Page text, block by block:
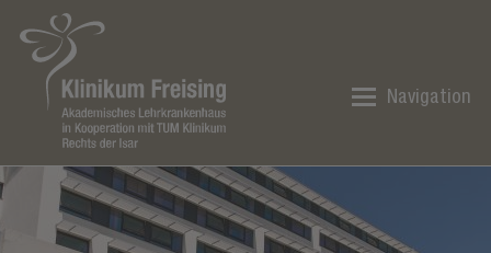
Navigation